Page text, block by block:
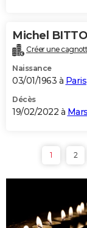
Michel
Créer une
Naissance
03/01/1963 à Paris
Décès
19/02/2022 à
1 2